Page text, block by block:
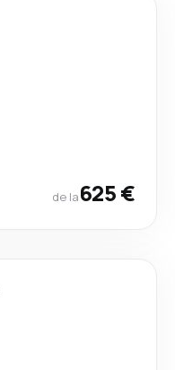
de la625 €